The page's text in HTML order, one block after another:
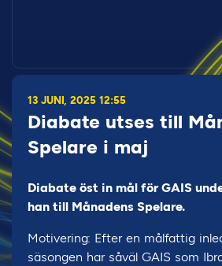
13 JUNI, 2025 12:55
Diabate utses till
Spelare i maj
Diabate öst in mål för GAIS
han till Månadens Spelare.
Motivering: Efter en målfattig
säsongen har såväl GAIS som